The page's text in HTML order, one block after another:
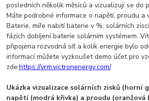
posledních několik měsíců a vizualizují se do
Máte podrobné informace o napětí, proudu a
Baterie, míře nabití baterie v %, solárních
fázích dobíjení baterie solárním systémem.
připojena rozvodná síť a kolik energie bylo
informací můžete vyzkoušet demo účet pro
zde:https://vrm.victronenergy.com/.
Ukázka vizualizace solárních zisků (horní
napětí (modrá křivka) a proudu (oranžová